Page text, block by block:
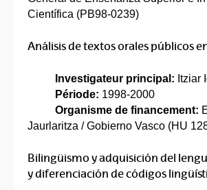
Científica (PB98-0239)
Análisis de textos orales públicos
Investigateur principal: Itziar
Période: 1998-2000
Organisme de financement:
Jaurlaritza / Gobierno Vasco (HU
Bilingüismo y adquisición del
y diferenciación de códigos